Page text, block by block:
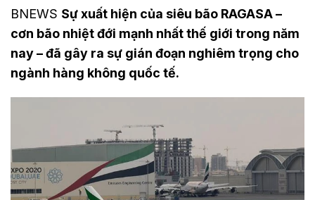
BNEWS Sự xuất hiện của siêu bão RAGASA –
cơn bão nhiệt đới mạnh nhất thế giới trong năm
nay – đã gây ra sự gián đoạn nghiêm trọng cho
ngành hàng không quốc tế.